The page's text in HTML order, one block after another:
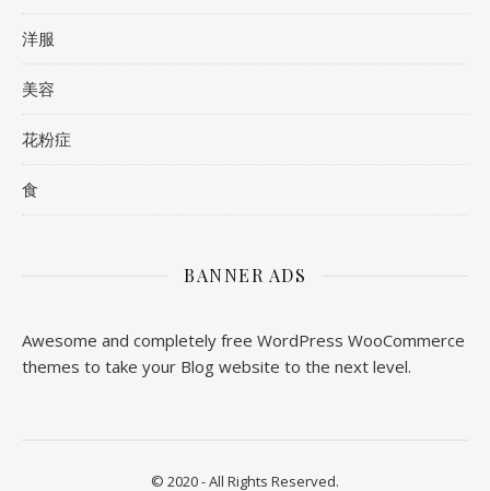
洋服
美容
花粉症
食
BANNER ADS
Awesome and completely free WordPress WooCommerce
themes to take your Blog website to the next level.
© 2020 - All Rights Reserved.